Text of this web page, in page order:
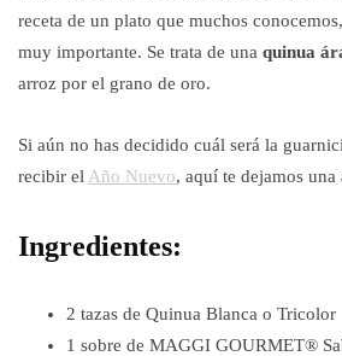
receta de un plato que muchos
muy importante. Se trata de una quinua
arroz por el grano de oro.
Si aún no has decidido cuál será la
recibir el Año Nuevo, aquí te dejamos
Ingredientes:
2 tazas de Quinua Blanca o Tricolor
1 sobre de MAGGI GOURMET®